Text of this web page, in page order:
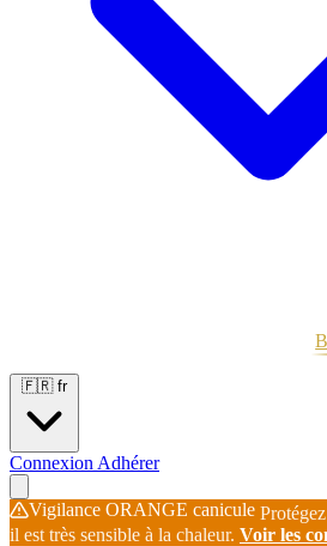
🇫🇷 fr
Connexion Adhérer
Vigilance ORANGE canicule
il est très sensible à la chaleur. Voir les